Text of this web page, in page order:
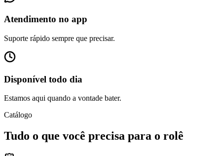
Atendimento no app
Suporte rápido sempre que precisar.
Disponível todo dia
Estamos aqui quando a vontade bater.
Catálogo
Tudo o que você precisa para o rolê